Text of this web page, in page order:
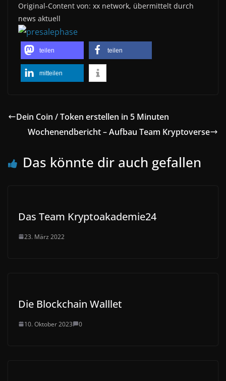
Original-Content von: xx network, übermittelt durch
news aktuell
teilen teilen
mitteilen
Dein Coin / Token erstellen in 5 Minuten
Wochenendbericht – Aufbau Team Kryptoverse
Das könnte dir auch gefallen
Das Team Kryptoakademie24
23. März 2022
Die Blockchain Walllet
10. Oktober 2023 0